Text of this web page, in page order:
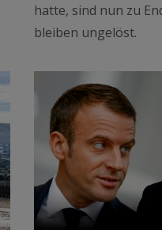
hatte, sind nun zu
bleiben ungelöst.